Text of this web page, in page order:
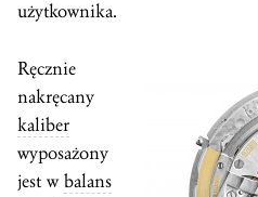
użytkownika.
Ręcznie
nakręcany
kaliber
wyposażony
jest wbalans